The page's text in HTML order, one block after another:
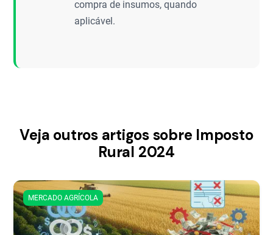
compra de insumos, quando
aplicável.
Veja outros artigos sobre Imposto
Rural 2024
MERCADO AGRÍCOLA